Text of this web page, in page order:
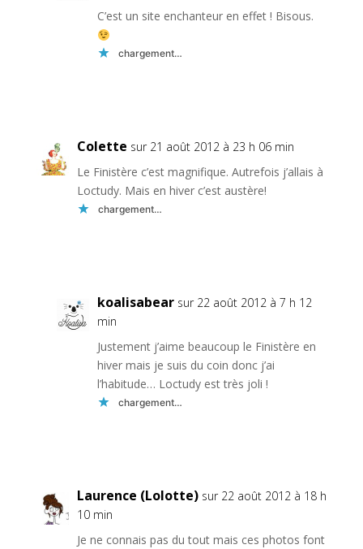
C’est un site enchanteur en effet ! Bisous.
chargement…
Colette sur 21 août 2012 à 23 h 06 min
Le Finistère c’est magnifique. Autrefois j’allais à
Loctudy. Mais en hiver c’est austère!
chargement…
koalisabear sur 22 août 2012 à 7 h 12
min
Justement j’aime beaucoup le Finistère en
hiver mais je suis du coin donc j’ai
l’habitude… Loctudy est très joli !
chargement…
Laurence (Lolotte) sur 22 août 2012 à 18 h
10 min
Je ne connais pas du tout mais ces photos font